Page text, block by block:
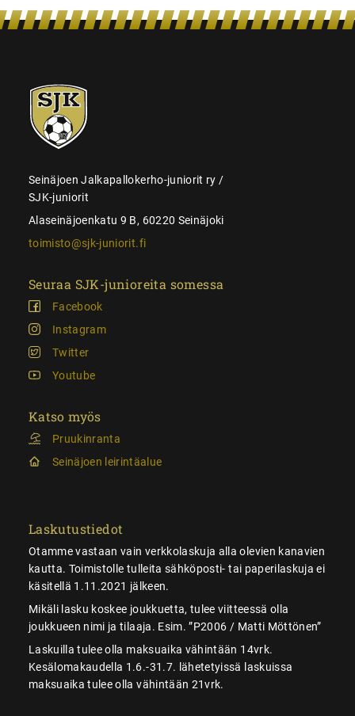
SJK-
juniorit
Seinäjoen Jalkapallokerho-juniorit ry /
SJK-juniorit
Alaseinäjoenkatu 9 B, 60220 Seinäjoki
toimisto@sjk-juniorit.fi
Seuraa SJK-junioreita somessa
Facebook
Instagram
Twitter
Youtube
Katso myös
Pruukinranta
Seinäjoen leirintäalue
Laskutustiedot
Otamme vastaan vain verkkolaskuja alla olevien kanavien
kautta. Toimistolle tulleita sähköposti- tai paperilaskuja ei
käsitellä 1.11.2021 jälkeen.
Mikäli lasku koskee joukkuetta, tulee viitteessä olla
joukkueen nimi ja tilaaja. Esim. ”P2006 / Matti Möttönen”
Laskuilla tulee olla maksuaika vähintään 14vrk.
Kesälomakaudella 1.6.-31.7. lähetetyissä laskuissa
maksuaika tulee olla vähintään 21vrk.